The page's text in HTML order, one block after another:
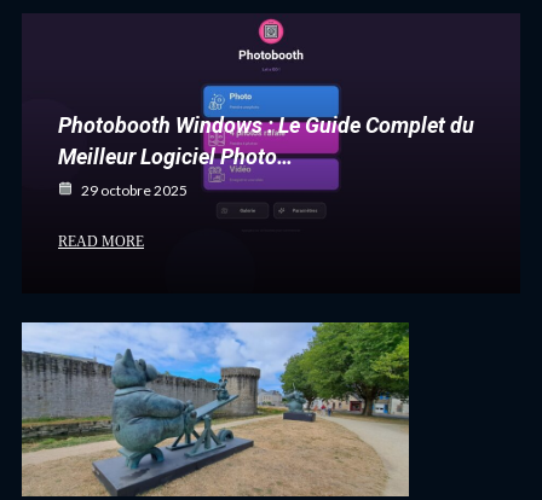
Photobooth Windows : Le Guide Complet du
Meilleur Logiciel Photo…
29 octobre 2025
READ MORE